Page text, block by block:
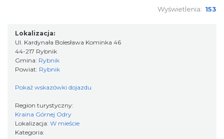
Wyświetlenia: 153
Lokalizacja:
Ul. Kardynała Bolesława Kominka 46
44-217 Rybnik
Gmina: Rybnik
Powiat: Rybnik
Pokaż wskazówki dojazdu
Region turystyczny:
Kraina Górnej Odry
Lokalizacja: W mieście
Kategoria: